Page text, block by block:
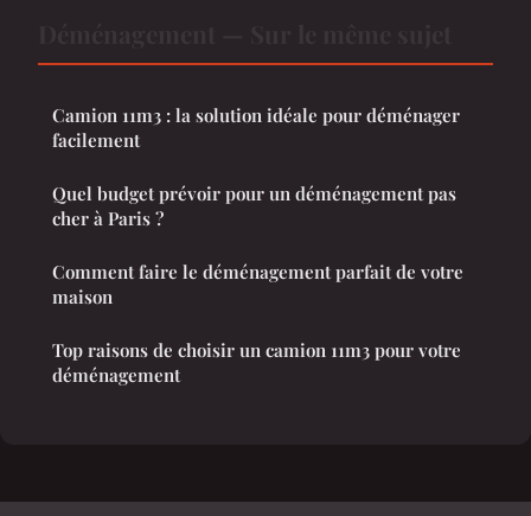
Camion 11m3 : la solution idéale pour déménager
facilement
Quel budget prévoir pour un déménagement pas
cher à Paris ?
Comment faire le déménagement parfait de votre
maison
Top raisons de choisir un camion 11m3 pour votre
déménagement